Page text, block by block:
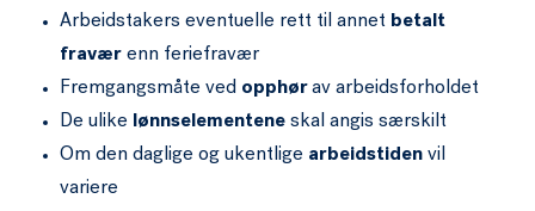
Arbeidstakers eventuelle rett til annet betalt
fravær enn feriefravær
Fremgangsmåte ved opphørav arbeidsforholdet
De ulike lønnselementene skal angis særskilt
Om den daglige og ukentlige arbeidstiden vil
variere